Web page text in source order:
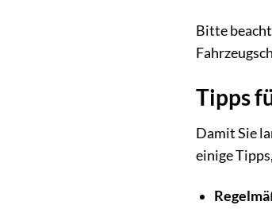
Bitte
Tipps
Damit Sie
einige